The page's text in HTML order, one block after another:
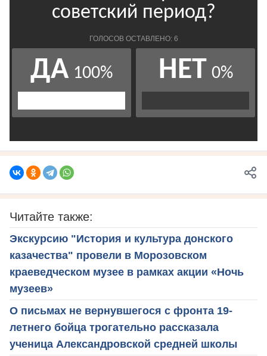
Читайте также:
Экскурсию "История и культура донского
казачества" провели в Морозовском
краеведческом музее в рамках акции «Ночь
музеев»
О письмах не вернувшегося с фронта 19-
летнего бойца трогательно рассказала
ученица Александровской средней школы